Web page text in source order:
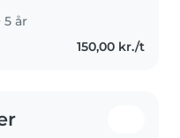
5 år
150,00 kr./t